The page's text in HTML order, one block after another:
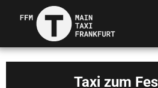
Taxi zum